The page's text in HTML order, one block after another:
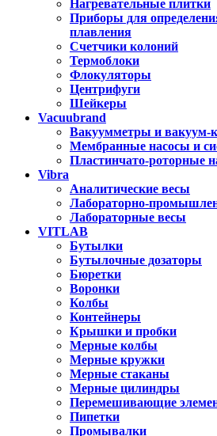
Нагревательные плитки
Приборы для
плавления
Счетчики колоний
Термоблоки
Флокуляторы
Центрифуги
Шейкеры
Vacuubrand
Вакуумметры и вакуум-
Мембранные насосы и
Пластинчато-роторные
Vibra
Аналитические весы
Лабораторно-
Лабораторные весы
VITLAB
Бутылки
Бутылочные дозаторы
Бюретки
Воронки
Колбы
Контейнеры
Крышки и пробки
Мерные колбы
Мерные кружки
Мерные стаканы
Мерные цилиндры
Перемешивающие
Пипетки
Промывалки